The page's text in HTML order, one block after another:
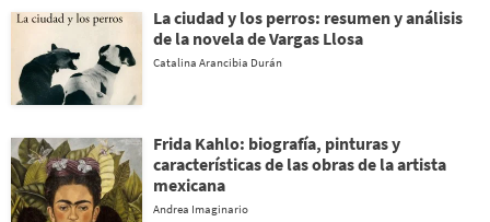
La ciudad y los perros: resumen y análisis
de la novela de Vargas Llosa
Catalina Arancibia Durán
Frida Kahlo: biografía, pinturas y
características de las obras de la artista
mexicana
Andrea Imaginario